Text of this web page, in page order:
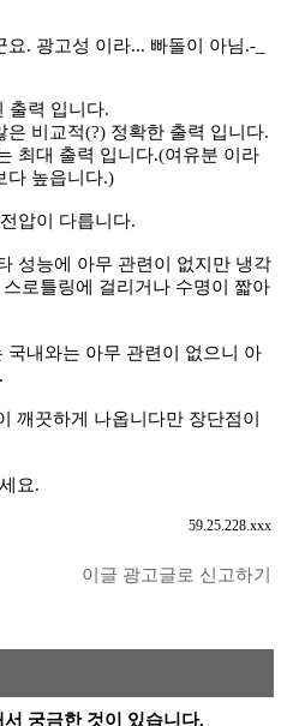
. 광고성 이라... 빠돌이 아님.-_
출력 입니다.
비교적(?) 정확한 출력 입니다.
최대 출력 입니다.(여유분 이라
다 높읍니다.)
압이 다릅니다.
성능에 아무 관련이 없지만 냉각
로틀링에 걸리거나 수명이 짧아
국내와는 아무 관련이 없으니 아
깨끗하게 나옵니다만 장단점이
요.
59.25.228.xxx
이글 광고글로 신고하기
궁금한 것이 있습니다.